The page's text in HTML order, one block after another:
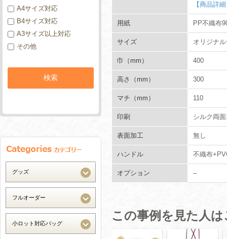
【商品詳
用紙 PP不織布
サイズ オリジナ
巾（mm） 400
高さ（mm） 300
マチ（mm） 110
印刷 シルク両
表面加工 無し
ハンドル 不織布
オプション –
この事例を見た人
A4サイズ対応
B4サイズ対応
A3サイズ以上対応
その他